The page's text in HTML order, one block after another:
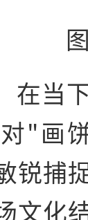
在当
"画
锐捕
文化